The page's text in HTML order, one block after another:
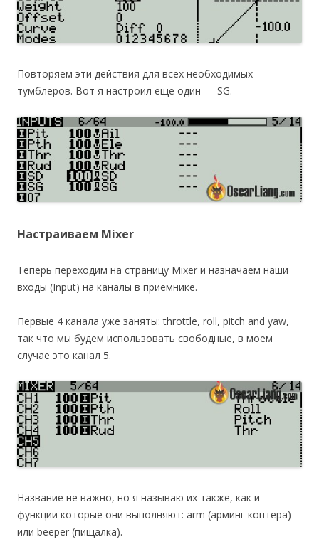
Повторяем эти действия для всех необходимых
тумблеров. Вот я настроил еще один — SG.
Настраиваем Mixer
Теперь переходим на страницу Mixer и назначаем наши
входы (Input) на каналы в приемнике.
Первые 4 канала уже заняты: throttle, roll, pitch and yaw,
так что мы будем использовать свободные, в моем
случае это канал 5.
Название не важно, но я называю их также, как и
функции которые они выполняют: arm (арминг коптера)
или beeper (пищалка).